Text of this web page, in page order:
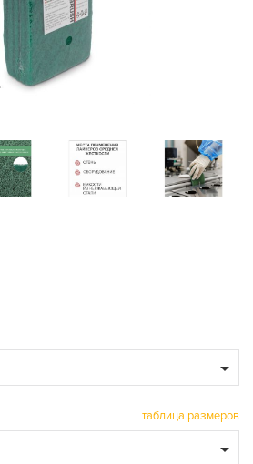
таблица размеров